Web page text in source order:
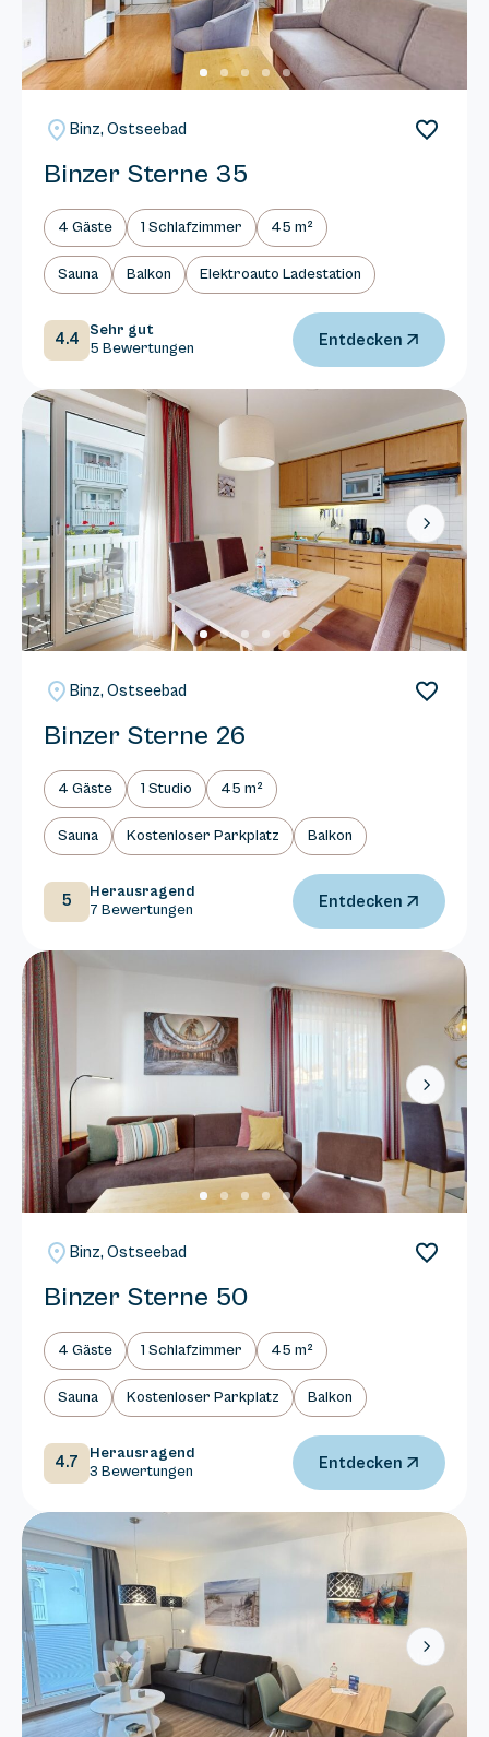
Binz, Ostseebad
Binzer Sterne 35
4 Gäste 1 Schlafzimmer 45 m²
Sauna Balkon Elektroauto Ladestation
4.4
Sehr gut
5 Bewertungen
Entdecken
Next
Binz, Ostseebad
Binzer Sterne 26
4 Gäste 1 Studio 45 m²
Sauna Kostenloser Parkplatz Balkon
5
Herausragend
7 Bewertungen
Entdecken
Next
Binz, Ostseebad
Binzer Sterne 50
4 Gäste 1 Schlafzimmer 45 m²
Sauna Kostenloser Parkplatz Balkon
4.7
Herausragend
3 Bewertungen
Entdecken
Next